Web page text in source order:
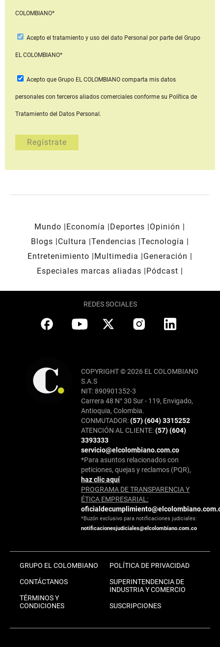
COLOMBIANO*
Acepto el tratamiento y uso del dato Personal por parte del Grupo
EL COLOMBIANO*
Acepto que Grupo EL COLOMBIANOcomparta mis datos
personales con terceros aliados comerciales conforme su Política de
Tratamiento del Datos Personal.
Mundo Economía Deportes
Opinión
Blogs
Cultura Tendencias Tecnología
Entretenimiento
Multimedia
Generación
Especiales marcas aliadas
Pódcast
REDES SOCIALES
COPYRIGHT © 2026 EL COLOMBIANO
S.A.S
NIT: 890901352-3
Carrera 48 N° 30 Sur - 119, Envigado,
Antioquia, Colombia.
CONMUTADOR:(57) (604) 3315252
ATENCIÓN AL CLIENTE:(57) (604)
3393333
servicio@elcolombiano.com.co
*Para asuntos relacionados con
peticiones, quejas y reclamos (PQR),
haz clic aquí
PROGRAMA DE TRANSPARENCIA Y
ÉTICA EMPRESARIAL:
*Buzón exclusivo para notificaciones judiciales:
notificacionesjudiciales@elcolombiano.com.co
GRUPO EL COLOMBIANO
CONTÁCTANOS
TÉRMINOS Y
CONDICIONES
POLÍTICA DE PRIVACIDAD
SUPERINTENDENCIA DE
INDUSTRIA Y COMERCIO
SUSCRIPCIONES